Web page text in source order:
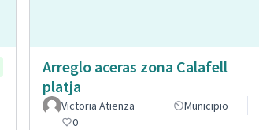
Arreglo aceras zona Calafell
platja
Victoria Atienza Municipio
0